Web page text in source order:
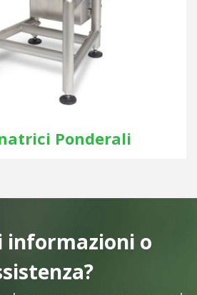
Ponderali
informazioni o